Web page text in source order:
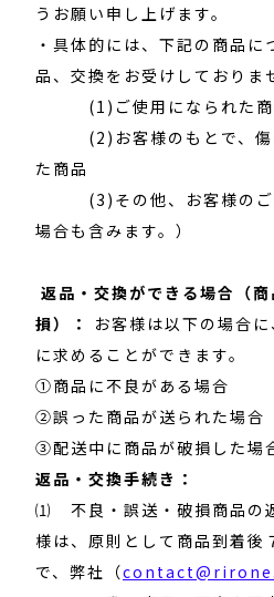
うお願い申し上げます。
・具体的には、下記の商品に
品、交換をお受けしておりま
(1)ご使用になられた商
(2)お客様のもとで、傷
た商品
(3)その他、お客様のご
場合も含みます。）
返品・交換ができる場合（
損）：
お客様は以下の場合
に求めることができます。
①商品に不良がある場合
②誤った商品が送られた場合
③配送中に商品が破損した場
返品・交換手続き：
⑴ 不良・誤送・破損商品の
様は、原則として商品到着後
で、弊社（